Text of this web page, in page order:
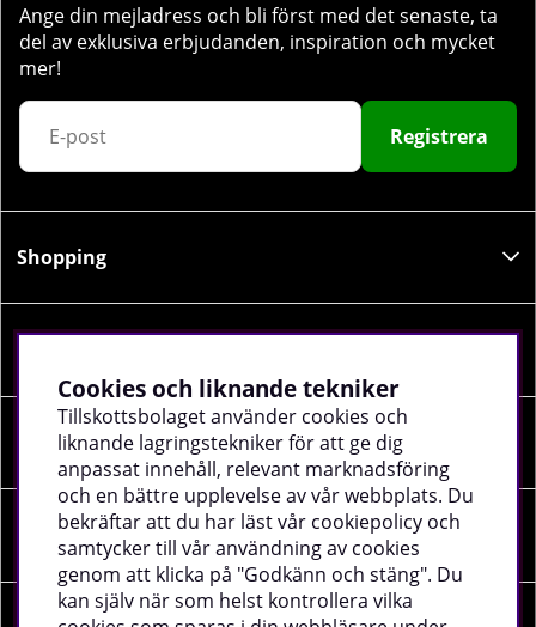
Ange din mejladress och bli först med det senaste, ta
del av exklusiva erbjudanden, inspiration och mycket
mer!
Registrera
Shopping
Sociala medier
Företagsuppgifter
Cookies och liknande tekniker
Tillskottsbolaget använder cookies och
liknande lagringstekniker för att ge dig
anpassat innehåll, relevant marknadsföring
och en bättre upplevelse av vår webbplats. Du
bekräftar att du har läst vår cookiepolicy och
samtycker till vår användning av cookies
genom att klicka på "Godkänn och stäng". Du
kan själv när som helst kontrollera vilka